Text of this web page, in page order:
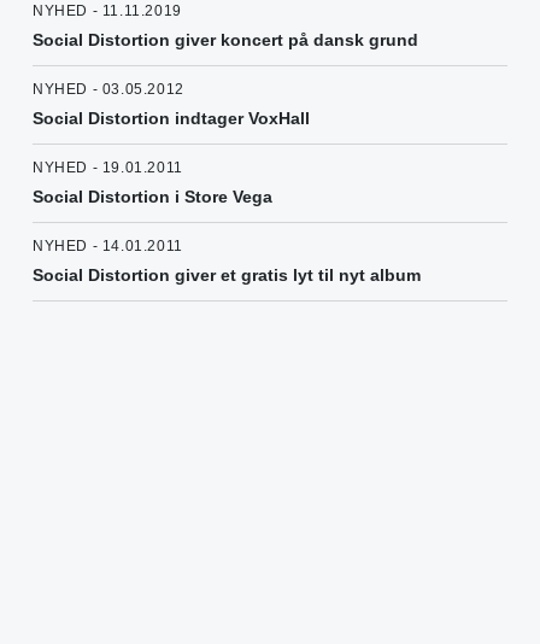
NYHED - 11.11.2019
Social Distortion giver koncert på dansk grund
NYHED - 03.05.2012
Social Distortion indtager VoxHall
NYHED - 19.01.2011
Social Distortion i Store Vega
NYHED - 14.01.2011
Social Distortion giver et gratis lyt til nyt album